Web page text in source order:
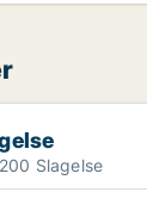
Slagelse